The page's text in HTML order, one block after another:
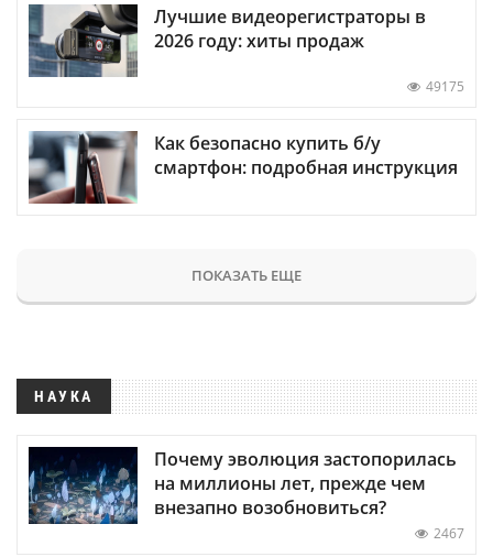
Лучшие видеорегистраторы в
2026 году: хиты продаж
49175
Как безопасно купить б/у
смартфон: подробная инструкция
ПОКАЗАТЬ ЕЩЕ
НАУКА
Почему эволюция застопорилась
на миллионы лет, прежде чем
внезапно возобновиться?
2467